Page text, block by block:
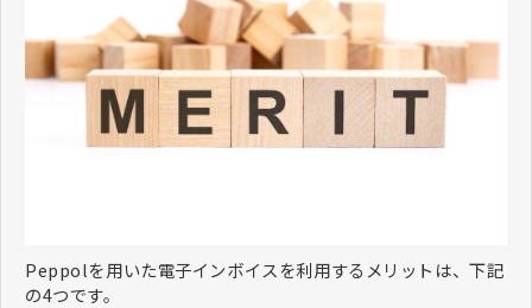
Peppolを用いた電子インボイスを利用するメリットは、下記
の4つです。